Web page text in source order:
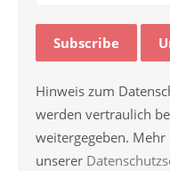
Hinweis zum
werden vertraulich
weitergegeben.
unserer